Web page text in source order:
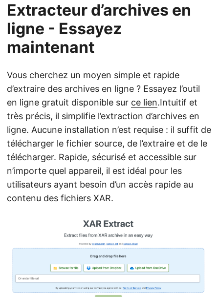
Extracteur d’archives en
ligne - Essayez
maintenant
Vous cherchez un moyen simple et rapide
d’extraire des archives en ligne ? Essayez l’outil
en ligne gratuit disponible sur ce lien.Intuitif et
très précis, il simplifie l’extraction d’archives en
ligne. Aucune installation n’est requise : il suffit de
télécharger le fichier source, de l’extraire et de le
télécharger. Rapide, sécurisé et accessible sur
n’importe quel appareil, il est idéal pour les
utilisateurs ayant besoin d’un accès rapide au
contenu des fichiers XAR.